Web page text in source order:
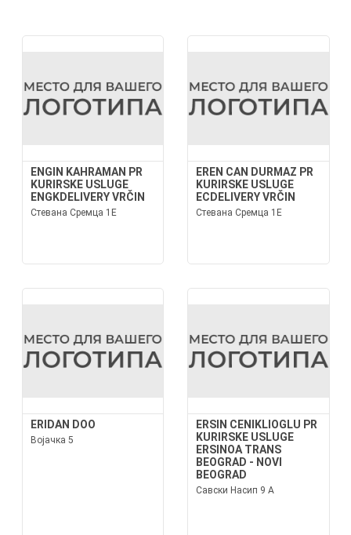
ENGIN KAHRAMAN PR
KURIRSKE USLUGE
ENGKDELIVERY VRČIN
Стевана Сремца 1Е
EREN CAN DURMAZ PR
KURIRSKE USLUGE
ECDELIVERY VRČIN
Стевана Сремца 1Е
ERIDAN DOO
Војачка 5
ERSIN CENIKLIOGLU PR
KURIRSKE USLUGE
ERSINOA TRANS
BEOGRAD - NOVI
BEOGRAD
Савски Насип 9 А